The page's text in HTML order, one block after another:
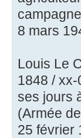
8 mars
Louis Le
1848 /
ses jours
(Armée
25 février